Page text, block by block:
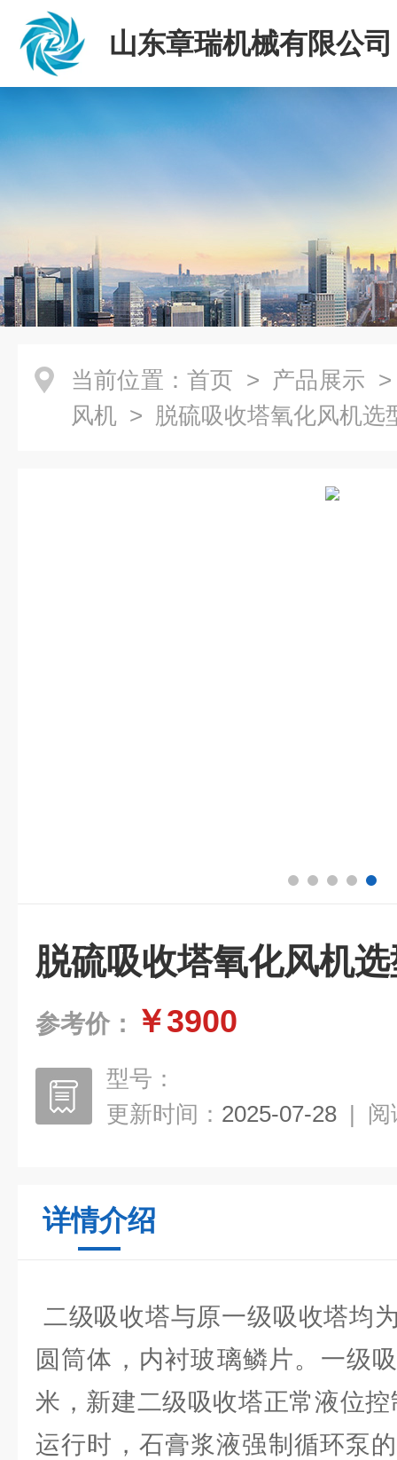
山东章瑞机械有限公司
当前位置： 首页 > 产品展示
风机 > 脱硫吸收塔氧化风机选
脱硫吸收塔氧化风机
参考价： ￥3900
型号：
更新时间： 2025-07-28 | 阅
详情介绍
二级吸收塔与原一级吸收塔均
圆筒体，内衬玻璃鳞片。一级
米，新建二级吸收塔正常液位
运行时，石膏浆液强制循环泵